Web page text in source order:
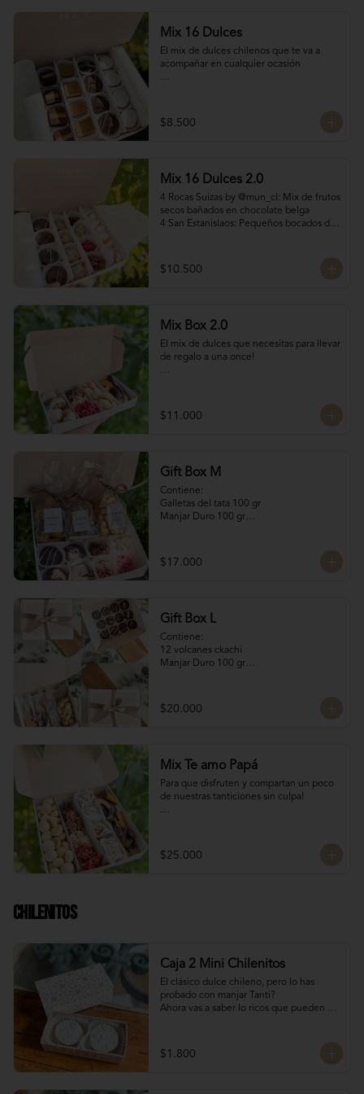
Mix 16 Dulces
El mix de dulces chilenos que te va a
acompañar en cualquier ocasión
4 mini chilenitos
4 Bocados Taratchi: Mantequilla de maní
4 Bocados de manjar duro
SI NECESITAS MÁS DE 10 UNIDADES
escríbenos por WhatsApp o Instagram
para confirmar stock (nuestros productos
$8.500
Mix 16 Dulces 2.0
4 Rocas Suizas by @mun_cl: Mix de frutos
secos bañados en chocolate belga
4 San Estanislaos: Pequeños bocados de
rellenos con manjar blanco
4 Volcanes Ckachi
$10.500
Mix Box 2.0
El mix de dulces que necesitas para llevar
de regalo a una once!
4 Rocas Suizas by @mun_cl: Mix de frutos
secos bañados en chocolate francés
$11.000
Gift Box M
Contiene:
Galletas del tata 100 gr
Manjar Duro 100 gr
4 Rocas Suizas
$17.000
Gift Box L
Contiene:
12 volcanes ckachi
Manjar Duro 100 gr
Naranjitas con chocolate
$20.000
Mix Te amo Papá
Para que disfruten y compartan un poco
de nuestras tanticiones sin culpa!
manjar blanco)
Naranjitas con chocolate 150 gr
$25.000
Chilenitos
Caja 2 Mini Chilenitos
El clásico dulce chileno, pero lo has
probado con manjar Tanti?
Ahora vas a saber lo ricos que pueden
espolvoreados con azúcar flor.
Para dar un dulce especial en estas
$1.800